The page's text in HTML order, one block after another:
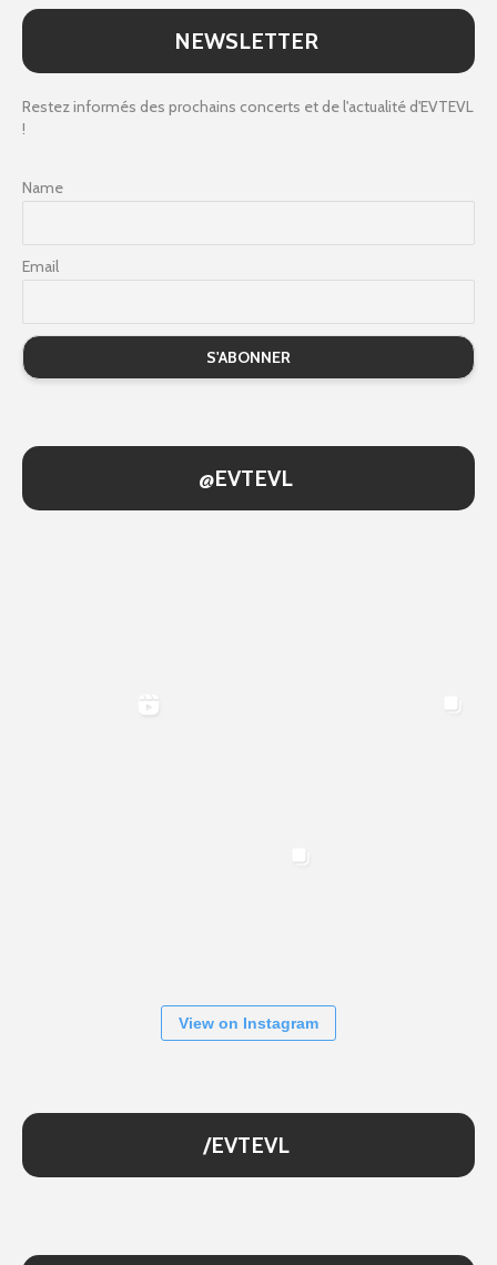
NEWSLETTER
Restez informés des prochains concerts et de l'actualité d'EVTEVL
!
Name
Email
@EVTEVL
View on Instagram
/EVTEVL